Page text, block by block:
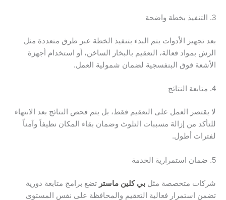
3. التنفيذ بخطة واضحة
بعد تجهيز الأدوات يتم البدء بتنفيذ الخطة عبر طرق متعددة مثل
الرش بمواد فعالة، التعقيم بالبخار الساخن، أو استخدام أجهزة
الأشعة فوق البنفسجية لضمان شمولية العمل.
4. متابعة النتائج
لا يقتصر العمل على التعقيم فقط، بل يتم فحص النتائج بعد الانتهاء
للتأكد من إزالة مسببات التلوث وضمان بقاء المكان نظيفاً وآمناً
لفترات أطول.
5. ضمان استمرارية الخدمة
شركات متخصصة مثل بي كلين ماستر تضع برامج متابعة دورية
تضمن استمرار فعالية التعقيم والمحافظة على نفس المستوى